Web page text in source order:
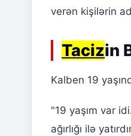
verən kişilərin
Tacizin
Kalben 19
"19 yaşım var
ağırlığı ilə